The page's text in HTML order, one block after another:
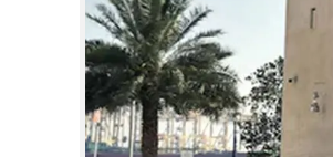
LIFESTYLE
SPIRITUAL